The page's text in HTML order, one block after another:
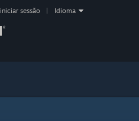
iniciar sessão Idioma